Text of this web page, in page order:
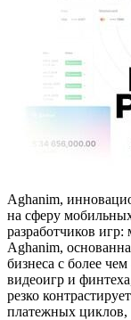
Aghanim,
на сферу
разработчиков
Aghanim,
бизнеса с более
видеоигр и
резко
платежных циклов,